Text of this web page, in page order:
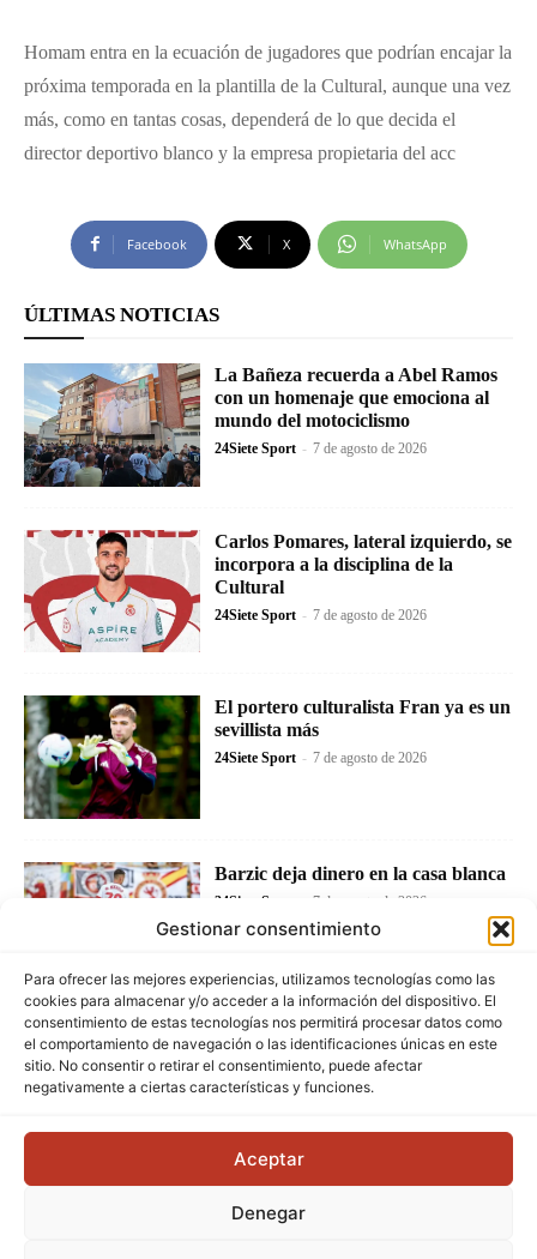
Gestionar consentimiento
Para ofrecer las mejores experiencias, utilizamos tecnologías como las
cookies para almacenar y/o acceder a la información del dispositivo. El
consentimiento de estas tecnologías nos permitirá procesar datos como
el comportamiento de navegación o las identificaciones únicas en este
sitio. No consentir o retirar el consentimiento, puede afectar
negativamente a ciertas características y funciones.
Aceptar
Denegar
Homam entra en la ecuación de jugadores que podrían encajar la
próxima temporada en la plantilla de la Cultural, aunque una vez
más, como en tantas cosas, dependerá de lo que decida el
director deportivo blanco y la empresa propietaria del acc
Facebook X WhatsApp
ÚLTIMAS NOTICIAS
La Bañeza recuerda a Abel Ramos
con un homenaje que emociona al
mundo del motociclismo
24Siete Sport - 7 de agosto de 2026
Carlos Pomares, lateral izquierdo, se
incorpora a la disciplina de la
Cultural
24Siete Sport - 7 de agosto de 2026
El portero culturalista Fran ya es un
sevillista más
24Siete Sport - 7 de agosto de 2026
Barzic deja dinero en la casa blanca
24Siete Sport 7 de agosto de 2026